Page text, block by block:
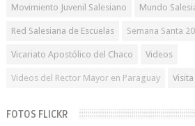
Movimiento Juvenil Salesiano Mundo
Red Salesiana de Escuelas Semana Santa
Vicariato Apostólico del Chaco Videos
Videos del Rector Mayor en Paraguay
FOTOS FLICKR